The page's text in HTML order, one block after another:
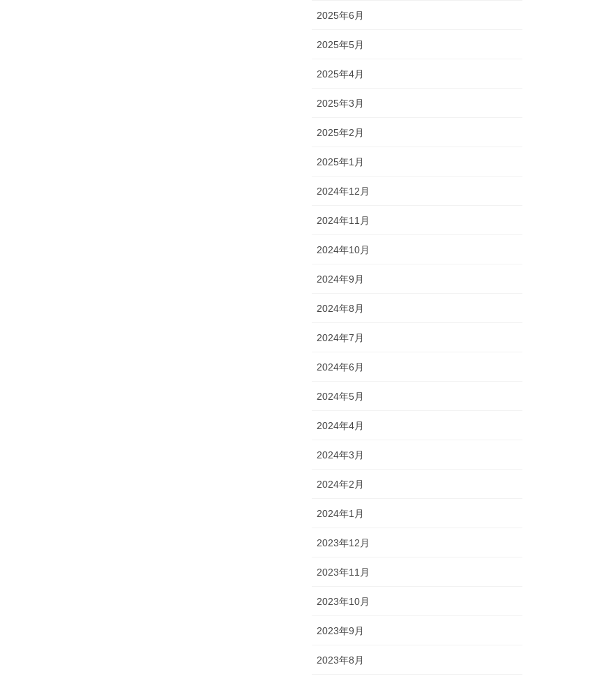
2025年6月
2025年5月
2025年4月
2025年3月
2025年2月
2025年1月
2024年12月
2024年11月
2024年10月
2024年9月
2024年8月
2024年7月
2024年6月
2024年5月
2024年4月
2024年3月
2024年2月
2024年1月
2023年12月
2023年11月
2023年10月
2023年9月
2023年8月